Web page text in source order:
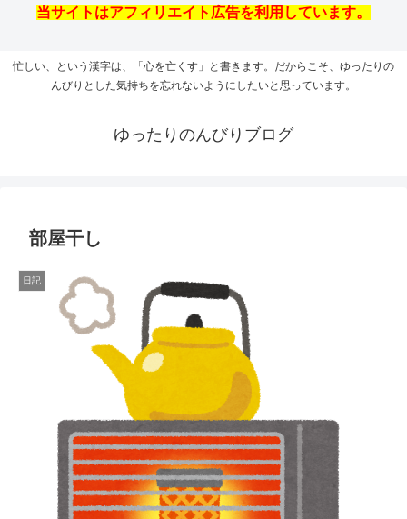
当サイトはアフィリエイト広告を利用しています。
忙しい、という漢字は、「心を亡くす」と書きます。だからこそ、ゆったりの
んびりとした気持ちを忘れないようにしたいと思っています。
ゆったりのんびりブログ
部屋干し
日記